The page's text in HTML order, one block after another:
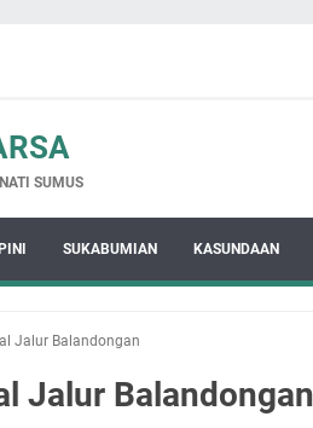
SUMUS
SUKABUMIAN KASUNDAAN
Jalur Balandongan
Jalur Balandongan